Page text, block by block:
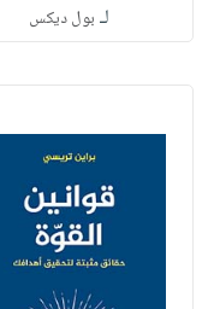
لـ بول ديكس